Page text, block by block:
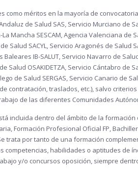
como méritos en la mayoría de
de Salud SAS, Servicio Murciano de
Mancha SESCAM, Agencia Valenciana de
Salud SACYL, Servicio Aragonés de Salud
IB-SALUT, Servicio Navarro de
Salud OSAKIDETZA, Servicio Cántabro de
de Salud SERGAS, Servicio Canario de
contratación, traslados, etc.), salvo
de las diferentes Comunidades
incluida dentro del ámbito de la formación
Formación Profesional Oficial FP,
trata por tanto de una formación
competencias, habilidades o aptitudes de
y/o concursos oposición, siempre